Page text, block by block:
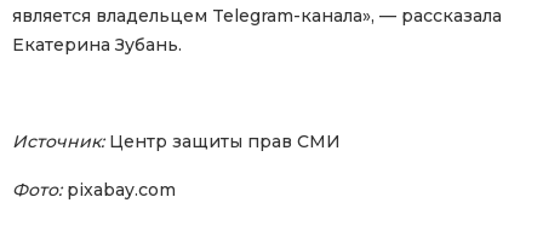
является владельцем Telegram-канала», — рассказала
Екатерина Зубань.
Источник:Центр защиты прав СМИ
Фото:pixabay.com